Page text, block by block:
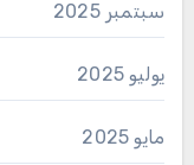
سبتمبر 2025
يوليو 2025
مايو 2025